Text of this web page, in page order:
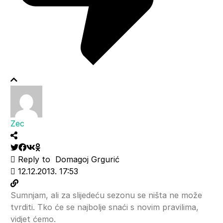
Zec
Reply to Domagoj Grgurić
12.12.2013. 17:53
Sumnjam, ali za slijedeću sezonu se ništa ne može
tvrditi. Tko će se najbolje snaći s novim pravilima,
vidjet ćemo.